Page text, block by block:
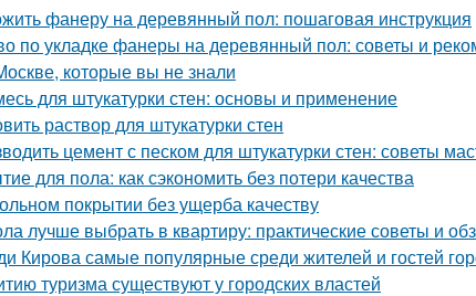
фанеру на деревянный пол: пошаговая инструкция
по укладке фанеры на деревянный пол: советы и
которые вы не знали
для штукатурки стен: основы и применение
раствор для штукатурки стен
цемент с песком для штукатурки стен: советы
для пола: как сэкономить без потери качества
покрытии без ущерба качеству
лучше выбрать в квартиру: практические советы и
Кирова самые популярные среди жителей и гостей
туризма существуют у городских властей